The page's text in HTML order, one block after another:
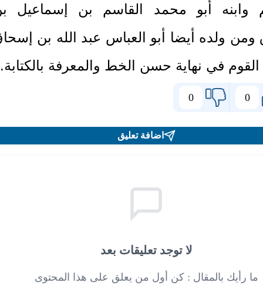
وابنه أبو محمد القاسم بن إسماعيل
ولده أيضا أبو العباس عبد الله بن
القوم في نهاية حسن الخط والمعرفة بالكتابة.
0
0
اضافة تعليق
لا توجد تعليقات بعد
ما رأيك بالمقال : كن أول من يعلق على هذا المحتوى